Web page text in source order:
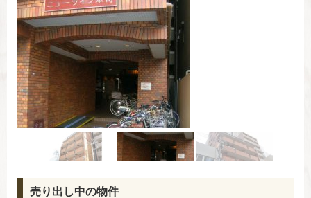
売り出し中の物件